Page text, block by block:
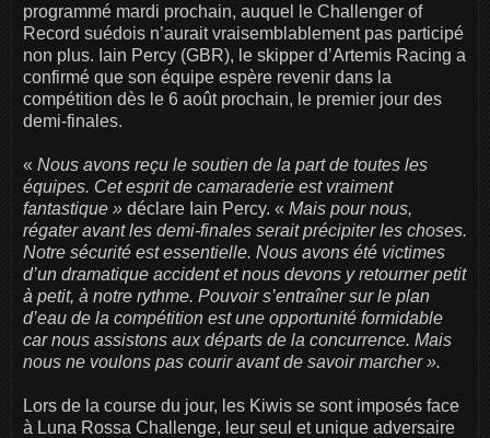
programmé mardi prochain, auquel le Challenger of
Record suédois n’aurait vraisemblablement pas participé
non plus. Iain Percy (GBR), le skipper d’Artemis Racing a
confirmé que son équipe espère revenir dans la
compétition dès le 6 août prochain, le premier jour des
demi-finales.
« Nous avons reçu le soutien de la part de toutes les
équipes. Cet esprit de camaraderie est vraiment
fantastique » déclare Iain Percy. « Mais pour nous,
régater avant les demi-finales serait précipiter les choses.
Notre sécurité est essentielle. Nous avons été victimes
d’un dramatique accident et nous devons y retourner petit
à petit, à notre rythme. Pouvoir s’entraîner sur le plan
d’eau de la compétition est une opportunité formidable
car nous assistons aux départs de la concurrence. Mais
nous ne voulons pas courir avant de savoir marcher ».
Lors de la course du jour, les Kiwis se sont imposés face
à Luna Rossa Challenge, leur seul et unique adversaire